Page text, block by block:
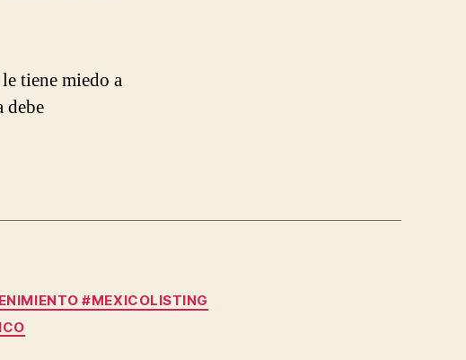
tiene miedo a
debe
#MEXICOLISTING